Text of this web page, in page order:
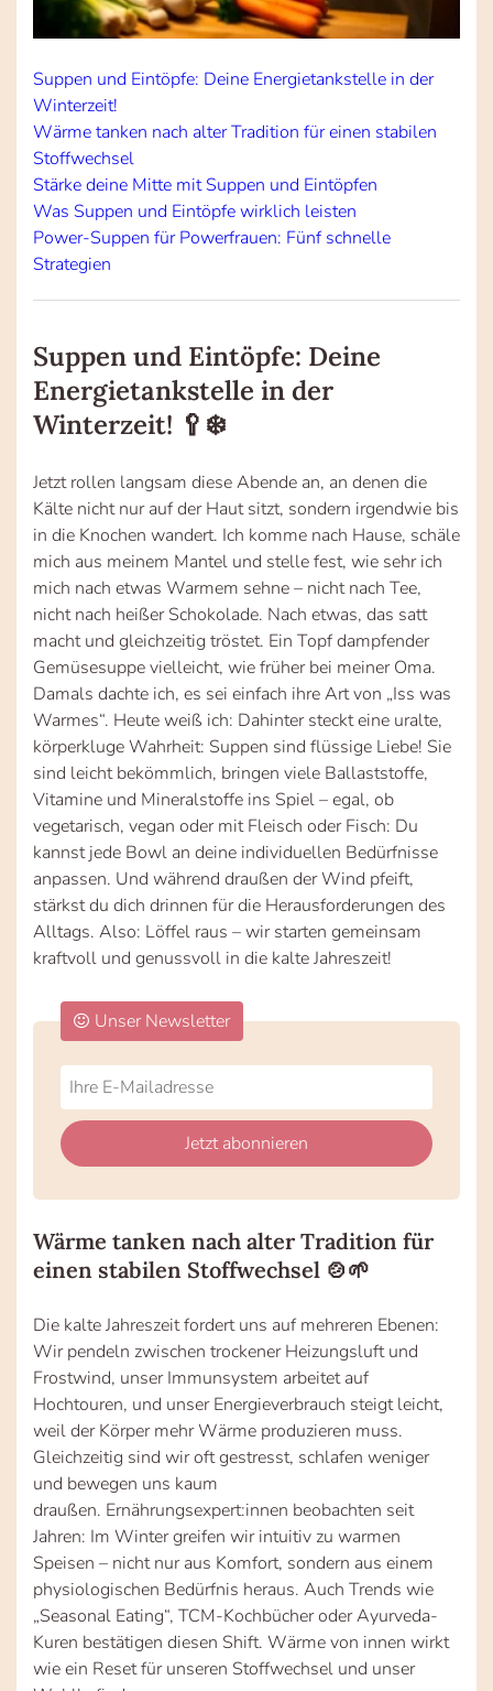
Suppen und Eintöpfe: Deine Energietankstelle in der
Winterzeit!
Wärme tanken nach alter Tradition für einen stabilen
Stoffwechsel
Stärke deine Mitte mit Suppen und Eintöpfen
Was Suppen und Eintöpfe wirklich leisten
Power-Suppen für Powerfrauen: Fünf schnelle
Strategien
Suppen und Eintöpfe: Deine
Energietankstelle in der
Winterzeit! 🥄❄️
Jetzt rollen langsam diese Abende an, an denen die
Kälte nicht nur auf der Haut sitzt, sondern irgendwie bis
in die Knochen wandert. Ich komme nach Hause, schäle
mich aus meinem Mantel und stelle fest, wie sehr ich
mich nach etwas Warmem sehne – nicht nach Tee,
nicht nach heißer Schokolade. Nach etwas, das satt
macht und gleichzeitig tröstet. Ein Topf dampfender
Gemüsesuppe vielleicht, wie früher bei meiner Oma.
Damals dachte ich, es sei einfach ihre Art von „Iss was
Warmes“. Heute weiß ich: Dahinter steckt eine uralte,
körperkluge Wahrheit: Suppen sind flüssige Liebe! Sie
sind leicht bekömmlich, bringen viele Ballaststoffe,
Vitamine und Mineralstoffe ins Spiel – egal, ob
vegetarisch, vegan oder mit Fleisch oder Fisch: Du
kannst jede Bowl an deine individuellen Bedürfnisse
anpassen. Und während draußen der Wind pfeift,
stärkst du dich drinnen für die Herausforderungen des
Alltags. Also: Löffel raus – wir starten gemeinsam
kraftvoll und genussvoll in die kalte Jahreszeit!
Do
not
fill
this
Unser Newsletter
*Ihre
E-
Mailadresse:
Jetzt abonnieren
Wärme tanken nach alter Tradition für
einen stabilen Stoffwechsel 🍲🌱
Die kalte Jahreszeit fordert uns auf mehreren Ebenen:
Wir pendeln zwischen trockener Heizungsluft und
Frostwind, unser Immunsystem arbeitet auf
Hochtouren, und unser Energieverbrauch steigt leicht,
weil der Körper mehr Wärme produzieren muss.
Gleichzeitig sind wir oft gestresst, schlafen weniger
und bewegen uns kaum
draußen. Ernährungsexpert:innen beobachten seit
Jahren: Im Winter greifen wir intuitiv zu warmen
Speisen – nicht nur aus Komfort, sondern aus einem
physiologischen Bedürfnis heraus. Auch Trends wie
„Seasonal Eating“, TCM-Kochbücher oder Ayurveda-
Kuren bestätigen diesen Shift. Wärme von innen wirkt
wie ein Reset für unseren Stoffwechsel und unser